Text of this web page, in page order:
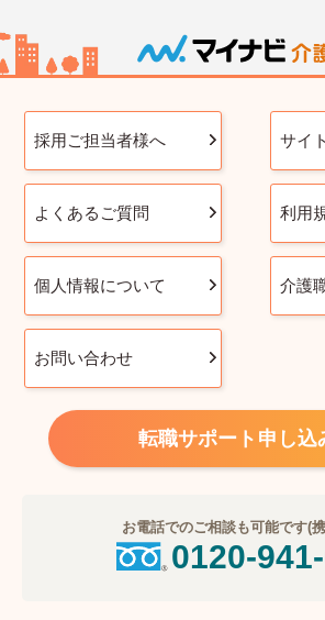
採用ご担当者様へ サイ
よくあるご質問 利用
個人情報について 介護
お問い合わせ
転職サポート申し込
お電話でのご相談も可能です(
0120-